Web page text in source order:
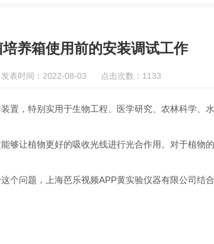
养箱使用前的安装调试工作
发表时间：2022-08-03 点击次数：1133
，特别实用于生物工程、医学研究、农林科学
让植物更好的吸收光线进行光合作用。对于植物的生
，上海芭乐视频APP黄实验仪器有限公司结合11